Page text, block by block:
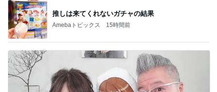
小原正子 子供と初めてのプール
Amebaトピックス 1日前
小倉優子 息子達とくら寿司昼食